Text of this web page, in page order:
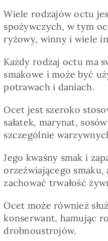
Wiele rodzajów octu
spożywczych, w tym
ryżowy, winny i wiele
Każdy rodzaj octu ma
smakowe i może być
potrawach i daniach.
Ocet jest szeroko
sałatek, marynat,
szczególnie
Jego kwaśny smak i
orzeźwiającego smaku,
zachować trwałość
Ocet może również
konserwant, hamując
drobnoustrojów.